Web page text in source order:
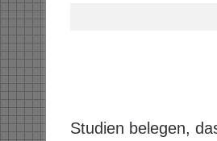
Studien belegen,